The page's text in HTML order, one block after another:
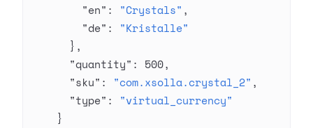
        "en"
: "Crystals" ,
        "de"
: "Kristalle"
      },
      "quantity"
: 500,
      "sku"
: "com.xsolla.crystal_2" ,
      "type"
: "virtual_currency"
    }